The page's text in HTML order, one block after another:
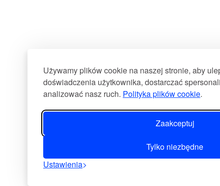
Używamy plików cookie na naszej stronie, aby
doświadczenia użytkownika, dostarczać
analizować nasz ruch. Polityka plików cookie.
Zaakceptuj
Tylko niezbędne
Ustawienia